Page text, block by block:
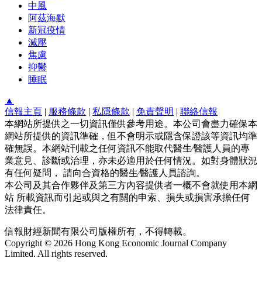
中風
阿茲海默
新冠疫情
減壓
焦慮
抑鬱
睡眠
▲
信報主頁 | 服務條款 | 私隱條款 | 免責聲明 | 聯絡信報
本網站所提供之一切資訊僅供參考用途。本公司會盡力確保本
網站所提供的資訊準確，但不會明示或隱含保證該等資訊均準
確無誤。本網站刊載之任何資訊不能取代醫生∕醫護人員的專
業意見、診斷或治理，亦未必適用於任何情況。如對身體狀況
有任何疑問， 請向合資格的醫生∕醫護人員諮詢。
本公司及其合作夥伴及第三方內容提供者一概不會就使用本網
站 所載資訊而引起或與之有關的申索、損失或損害承擔任何
法律責任。
信報財經新聞有限公司版權所有，不得轉載。
Copyright © 2026 Hong Kong Economic Journal Company
Limited. All rights reserved.